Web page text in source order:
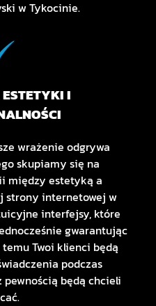
w Tykocinie.
I
wrażenie odgrywa
skupiamy się na
między estetyką a
strony internetowej w
interfejsy, które
gwarantując
Twoi klienci będą
podczas
będą chcieli